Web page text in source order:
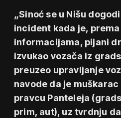
„Sinoć se u Nišu
incident kada je,
informacijama, pijani
izvukao vozača iz
preuzeo upravljanje
navode da je
pravcu Panteleja
prim, aut), uz tvrdnju